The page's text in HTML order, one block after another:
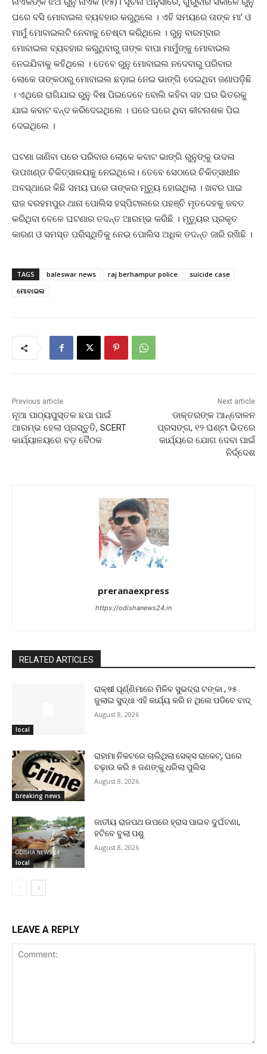
ଘରେ ବସି ମୋବାଇଲ ବ୍ୟବହାର କରୁଥିଲେ । ଏହି ସମୟରେ ତାଙ୍କ ମା’ ଓ
ମାମୁଁ ମୋବାଇଲଟି ନେବାକୁ ଚେଷ୍ଟା କରିଥିଲେ । ରୁନୁ ବାରମ୍ବାର
ମୋବାଇଲ ବ୍ୟବହାର କରୁଥିବାରୁ ତାଙ୍କ ବାପା ମାମୁଁଙ୍କୁ ମୋବାଇଲ
ନେଇଯିବାକୁ କହିଥିଲେ । ତେବେ ରୁନୁ ମୋବାଇଲ ନଦେବାରୁ ପରିବାର
ଲୋକେ ତାଙ୍କଠାରୁ ମୋବାଇଲ ଛଡ଼ାଇ ନେଇ ଭାଙ୍ଗି ଦେଇଥିବା ଜଣାପଡ଼ିଛି
। ଏଥିରେ ରାଗିଯାଇ ରୁନୁ ବିଷ ପିଇଦେବେ ବୋଲି କହିବା ସହ ଘର ଭିତରକୁ
ଯାଇ କବାଟ ବନ୍ଦ କରିଦେଇଥିଲେ । ପରେ ଘରେ ଥିବା କୀଟନାଶକ ପିଇ
ଦେଇଥିଲେ ।
ଘଟଣା ଜାଣିବା ପରେ ପରିବାର ଲୋକେ କବାଟ ଭାଙ୍ଗି ରୁନୁଙ୍କୁ ଉଦଳା
ଉପଖଣ୍ଡ ଚିକିତ୍ସାଳୟକୁ ନେଇଥିଲେ। ତେବେ ସେଠାରେ ଚିକିତ୍ସାଧୀନ
ଅବସ୍ଥାରେ କିଛି ସମୟ ପରେ ତାଙ୍କର ମୃତ୍ୟୁ ହୋଇଥିଲା । ଖବର ପାଇ
ରାଜ ବରହମପୁର ଥାନା ପୋଲିସ ହସ୍ପିଟାଲରେ ପହଞ୍ଚି ମୃତଦେହକୁ ଜବତ
କରିଥିବା ବେଳେ ଘଟଣାର ତଦନ୍ତ ଆରମ୍ଭ କରିଛି । ମୃତ୍ୟୁର ପ୍ରକୃତ
କାରଣ ଓ ସମସ୍ତ ପରିସ୍ଥିତିକୁ ନେଇ ପୋଲିସ ଅଧିକ ତଦନ୍ତ ଜାରି ରଖିଛି ।
TAGS baleswar news raj berhampur police
suicide case
ମୋବାଇଲ
Previous article
ନୂଆ ପାଠ୍ୟପୁସ୍ତକ ଛପା ପାଇଁ
ଆରମ୍ଭ ହେଲା ପ୍ରସ୍ତୁତି, SCERT
କାର୍ଯ୍ୟାଳୟରେ ବଡ଼ ବୈଠକ
Next article
ଡାକ୍ତରଙ୍କ ଆନ୍ଦୋଳନ
ପ୍ରସଙ୍ଗ, ୧୨ ଘଣ୍ଟା ଭିତରେ
କାର୍ଯ୍ୟରେ ଯୋଗ ଦେବା ପାଇଁ
ନିର୍ଦ୍ଦେଶ
preranaexpress
https://odishanews24.in
RELATED ARTICLES
local
ରାକ୍ଷୀ ପୂର୍ଣ୍ଣିମାରେ ମିଳିବ ସୁଭଦ୍ରା ଟଙ୍କା , ୨୫
ଜୁଲାଇ ସୁଦ୍ଧା ଏହି କାର୍ଯ୍ୟ କରି ନ ଥିଲେ ପଡିବେ ବାଦ୍
August 8, 2026
breaking news
ରାହାମା ନିକଟରେ ଚାଲିଥିଲା ସେକ୍ସ ରାକେଟ୍; ଘରେ
ଚଢ଼ାଉ କରି ୫ ଜଣଙ୍କୁ ଧରିଲା ପୁଲିସ
August 8, 2026
local
ଜାତୀୟ ରାଜପଥ ଉପରେ ହ୍ରାସ ପାଇବ ଦୁର୍ଘଟଣା,
ହଟିବେ ବୁଲା ପଶୁ
August 8, 2026
LEAVE A REPLY